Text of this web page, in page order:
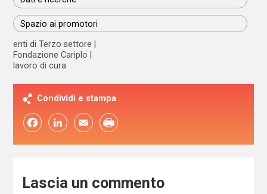
Spazio ai promotori
enti di Terzo settore
Fondazione Cariplo
lavoro di cura
Condividi e stampa
FacebookLinkedIn Email
Lascia un commento